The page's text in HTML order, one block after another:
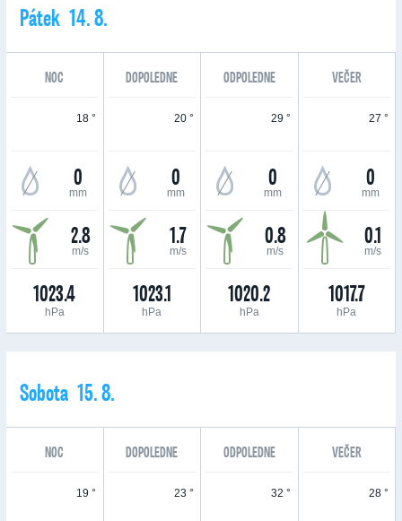
Pátek 14. 8.
NOC DOPOLEDNE ODPOLEDNE VEČER
18 °
0
mm
2.8
m/s
1023.4
hPa
20 °
0
mm
1.7
m/s
1023.1
hPa
29 °
0
mm
0.8
m/s
1020.2
hPa
27 °
0
mm
0.1
m/s
1017.7
hPa
Sobota 15. 8.
NOC DOPOLEDNE ODPOLEDNE VEČER
19 ° 23 ° 32 ° 28 °